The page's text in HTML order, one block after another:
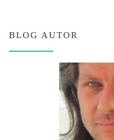
BLOG AUTOR